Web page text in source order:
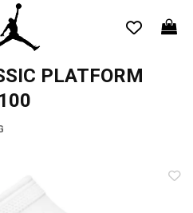
PLATFORM